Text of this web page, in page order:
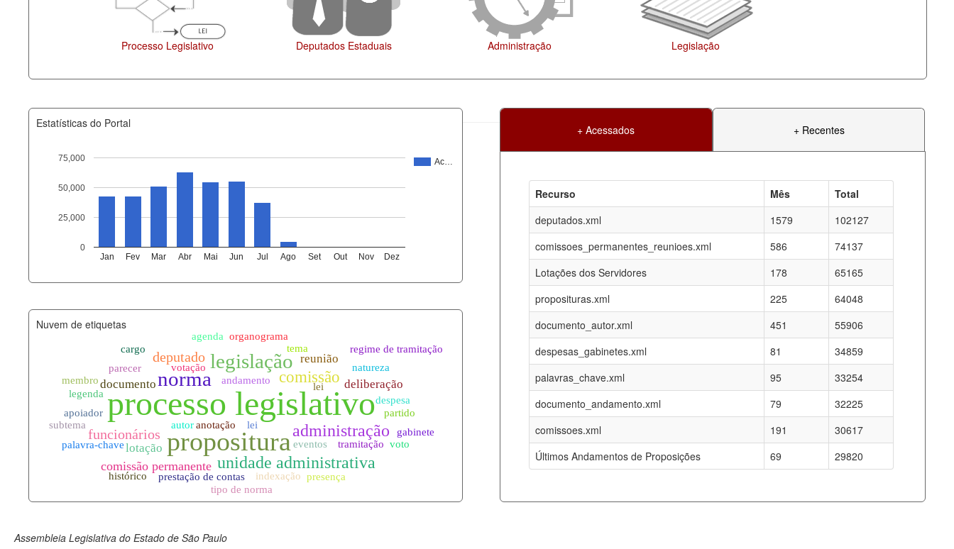
Legislação Agenda
Estatísticas do Portal
Ac…
Jan Fev Mar Abr Mai Jun Jul Ago Set Out Nov Dez
0
25,000
50,000
75,000
+ Acessados + Recentes
Recurso Mês
Total
deputados.xml
1579
102127
comissoes_permanentes_reunioes.xml
586
74137
Lotações dos Servidores
178
65165
proposituras.xml
225
64048
documento_autor.xml
451
55906
despesas_gabinetes.xml
81
34859
palavras_chave.xml
95
33254
documento_andamento.xml
79
32225
comissoes.xml
191
30617
Últimos Andamentos de Proposições
69 29820
documento_andamento_atual.xml
06-08-2026
agenda_eventos.xml
06-08-2026
comissoes_permanentes_votacoes.xml
06-08-2026
documento_andamento.xml
06-08-2026
palavras_chave.xml
06-08-2026
legislacao_normas.xml
06-08-2026
legislacao_norma_anotacoes.xml
Nuvem de etiquetas
Assembleia Legislativa do Estado de São Paulo